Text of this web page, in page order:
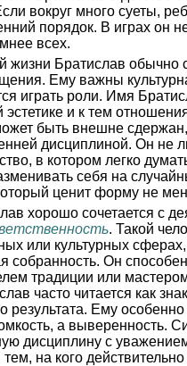
вокруг много суеты,
порядок. В играх он
всех.
жизни Братислав обычно
Ему важны
играть роли. Имя
и к тем
быть внешне
дисциплиной. Он не
в котором легко
себя на
ценит форму не
хорошо сочетается с
. Такой
или культурных сферах,
собранность. Он
традиции или
часто читается как
результата. Ему
а выверенность.
дисциплину с
на кого